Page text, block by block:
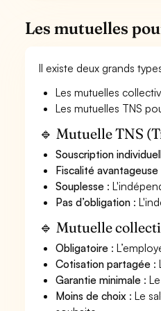
Les mutuelles
Il existe deux grands
Les mutuelles
Les mutuelles TNS
🔹 Mutuelle TNS
Souscription
Fiscalité avantageuse
Souplesse :
Pas d’obligation :
🔹 Mutuelle
Obligatoire :
Cotisation partagée :
Garantie minimale :
Moins de choix : Le